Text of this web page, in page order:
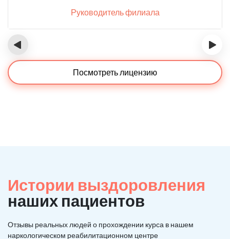
Руководитель филиала
‹ ›
Посмотреть лицензию
Истории выздоровления
наших пациентов
Отзывы реальных людей о прохождении курса в нашем
наркологическом реабилитационном центре